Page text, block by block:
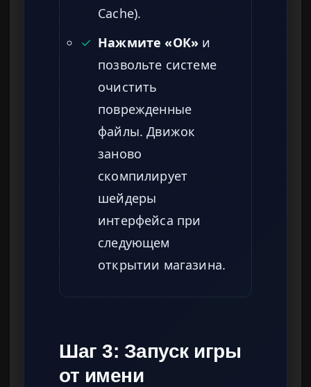
Cache).
✓ Нажмите «ОК» и
позвольте системе
очистить
поврежденные
файлы. Движок
заново
скомпилирует
шейдеры
интерфейса при
следующем
открытии магазина.
Шаг 3: Запуск игры
от имени